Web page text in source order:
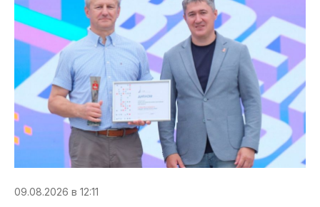
09.08.2026 в 12:11